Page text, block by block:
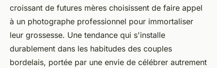
croissant de futures mères choisissent de faire appel
à un photographe professionnel pour immortaliser
leur grossesse. Une tendance qui s'installe
durablement dans les habitudes des couples
bordelais, portée par une envie de célébrer autrement